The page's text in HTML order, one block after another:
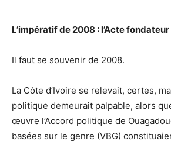
L’impératif de 2008 : l’Acte
Il faut se souvenir de 2008.
La Côte d’Ivoire se relevait, certes,
politique demeurait palpable, alors
œuvre l’Accord politique de
basées sur le genre (VBG)